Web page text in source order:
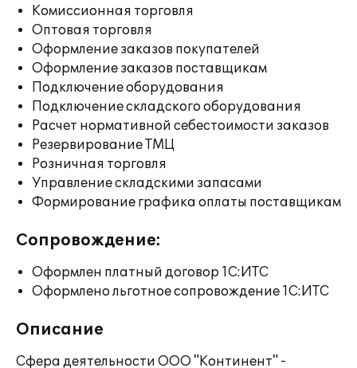
Комиссионная торговля
Оптовая торговля
Оформление заказов покупателей
Оформление заказов поставщикам
Подключение оборудования
Подключение складского оборудования
Расчет нормативной себестоимости заказов
Резервирование ТМЦ
Розничная торговля
Управление складскими запасами
Формирование графика оплаты поставщикам
Сопровождение:
Оформлен платный договор 1С:ИТС
Оформлено льготное сопровождение 1С:ИТС
Описание
Сфера деятельности ООО "Континент" -